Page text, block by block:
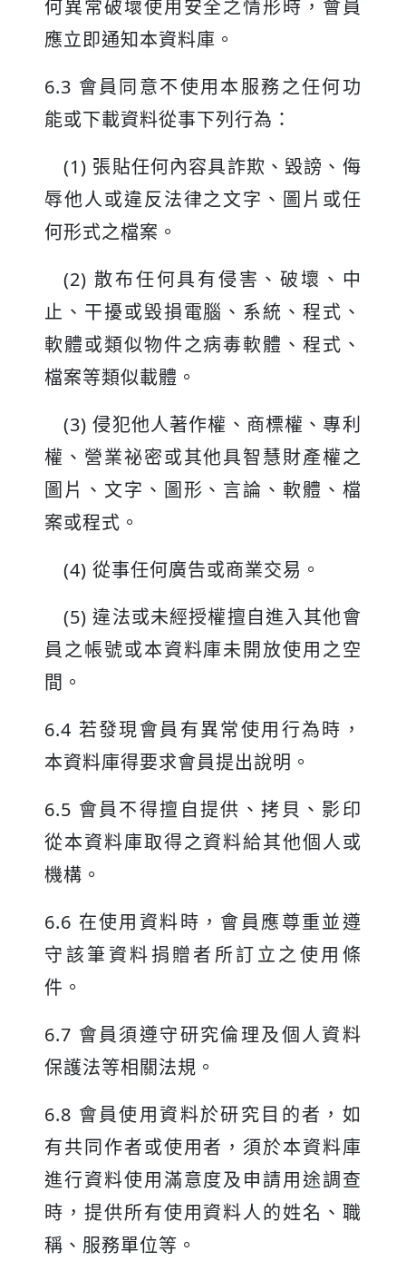
何異常破壞使用安全之情形時，會員
應立即通知本資料庫。
6.3 會員同意不使用本服務之任何功
能或下載資料從事下列行為：
(1) 張貼任何內容具詐欺、毀謗、侮
辱他人或違反法律之文字、圖片或任
何形式之檔案。
(2) 散布任何具有侵害、破壞、中
止、干擾或毀損電腦、系統、程式、
軟體或類似物件之病毒軟體、程式、
檔案等類似載體。
(3) 侵犯他人著作權、商標權、專利
權、營業祕密或其他具智慧財產權之
圖片、文字、圖形、言論、軟體、檔
案或程式。
(4) 從事任何廣告或商業交易。
(5) 違法或未經授權擅自進入其他會
員之帳號或本資料庫未開放使用之空
間。
6.4 若發現會員有異常使用行為時，
本資料庫得要求會員提出說明。
6.5 會員不得擅自提供、拷貝、影印
從本資料庫取得之資料給其他個人或
機構。
6.6 在使用資料時，會員應尊重並遵
守該筆資料捐贈者所訂立之使用條
件。
6.7 會員須遵守研究倫理及個人資料
保護法等相關法規。
6.8 會員使用資料於研究目的者，如
有共同作者或使用者，須於本資料庫
進行資料使用滿意度及申請用途調查
時，提供所有使用資料人的姓名、職
稱、服務單位等。